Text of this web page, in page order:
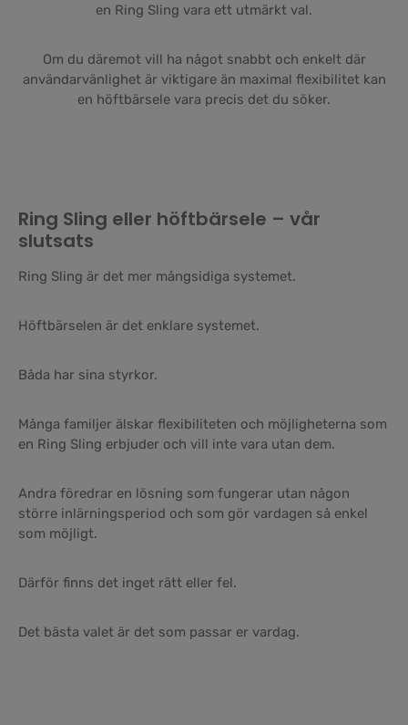
en Ring Sling vara ett utmärkt val.
Om du däremot vill ha något snabbt och enkelt där
användarvänlighet är viktigare än maximal flexibilitet kan
en höftbärsele vara precis det du söker.
Ring Sling eller höftbärsele – vår
slutsats
Ring Sling är det mer mångsidiga systemet.
Höftbärselen är det enklare systemet.
Båda har sina styrkor.
Många familjer älskar flexibiliteten och möjligheterna som
en Ring Sling erbjuder och vill inte vara utan dem.
Andra föredrar en lösning som fungerar utan någon
större inlärningsperiod och som gör vardagen så enkel
som möjligt.
Därför finns det inget rätt eller fel.
Det bästa valet är det som passar er vardag.